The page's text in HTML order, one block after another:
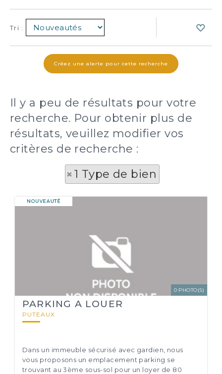
Tri :
Il y a peu de résultats pour votre
recherche. Pour obtenir plus de
résultats, veuillez modifier vos
critères de recherche :
1 Type de bien
0 PHOTO(S)
PARKING A LOUER
PUTEAUX
Dans un immeuble sécurisé avec gardien, nous
vous proposons un emplacement parking se
trouvant au 3ème sous-sol pour un loyer de 80